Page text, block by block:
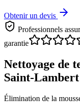
Obtenir un devis
Professionnels
garantie
Nettoyage de
Saint-Lambert
Élimination de la